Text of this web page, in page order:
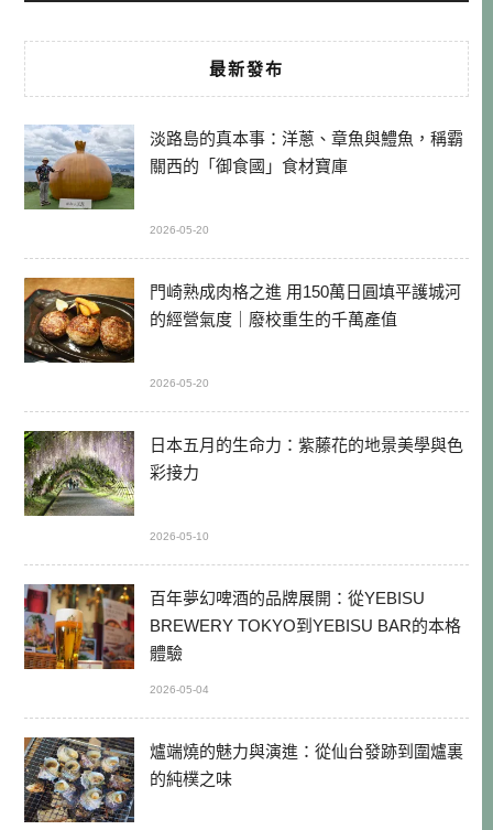
最新發布
淡路島的真本事：洋蔥、章魚與鱧魚，稱霸
關西的「御食國」食材寶庫
2026-05-20
門崎熟成肉格之進 用150萬日圓填平護城河
的經營氣度｜廢校重生的千萬產值
2026-05-20
日本五月的生命力：紫藤花的地景美學與色
彩接力
2026-05-10
百年夢幻啤酒的品牌展開：從YEBISU
BREWERY TOKYO到YEBISU BAR的本格
體驗
2026-05-04
爐端燒的魅力與演進：從仙台發跡到圍爐裏
的純樸之味